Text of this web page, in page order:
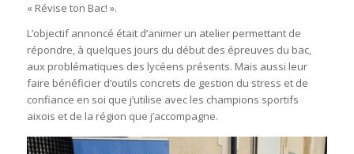
« Révise ton Bac! ».
L’objectif annoncé était d’animer un atelier permettant de
répondre, à quelques jours du début des épreuves du bac,
aux problématiques des lycéens présents. Mais aussi leur
faire bénéficier d’outils concrets de gestion du stress et de
confiance en soi que j’utilise avec les champions sportifs
aixois et de la région que j’accompagne.